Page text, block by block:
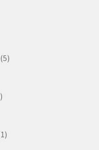
55
5
1 1